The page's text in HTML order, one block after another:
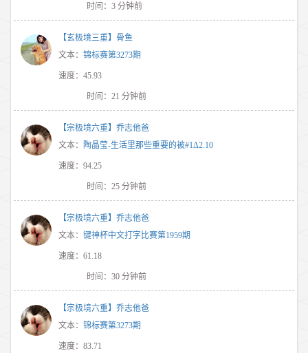
时间：3 分钟前
【玄极境三重】骨鱼
文本： 锦标赛第3273期
速度：45.93
时间：21 分钟前
【宗极境六重】乔志他爸
文本：
陶晶莹-生活里那些重要的被#1Δ2.10
速度：94.25
时间：25 分钟前
【宗极境六重】乔志他爸
文本： 键神杯中文打字比赛第1959期
速度：61.18
时间：30 分钟前
【宗极境六重】乔志他爸
文本： 锦标赛第3273期
速度：83.71